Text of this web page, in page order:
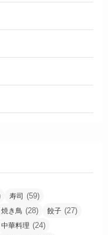
寿司 (59)
焼き鳥 (28) 餃子 (27)
中華料理 (24)